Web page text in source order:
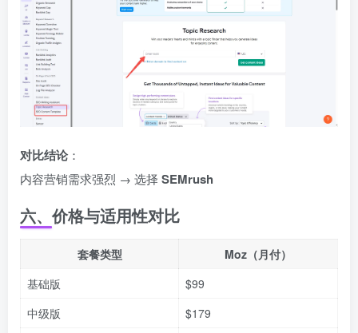
对比结论：
内容营销需求强烈 → 选择 SEMrush
六、价格与适用性对比
套餐类型
Moz（月付）
基础版
$99
中级版
$179